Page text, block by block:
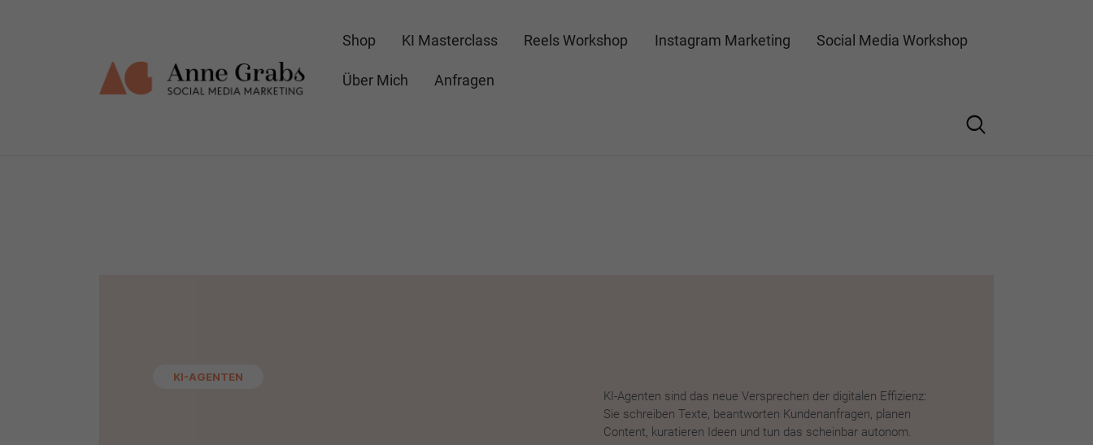
Shop KI Masterclass Reels Workshop Instagram Marketing Social Media Workshop
Über Mich Anfragen
KI-AGENTEN
KI-Agenten sind das neue Versprechen der digitalen Effizienz:
Sie schreiben Texte, beantworten Kundenanfragen, planen
Content, kuratieren Ideen und tun das scheinbar autonom.